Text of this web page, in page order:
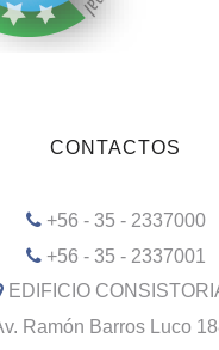
CONTACTOS
+56 - 35 - 2337000
+56 - 35 - 2337001
EDIFICIO
Ramón Barros Luco